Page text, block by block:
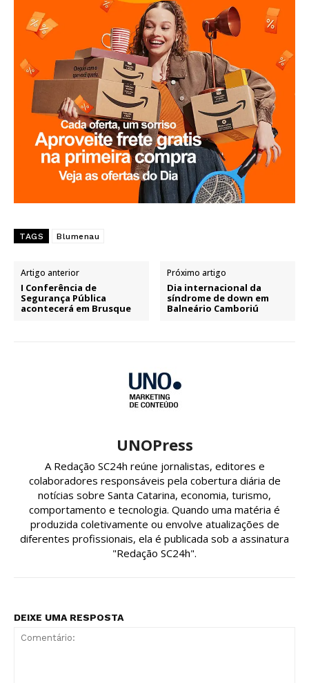
TAGS Blumenau
Artigo anterior
I Conferência de
Segurança Pública
acontecerá em Brusque
Próximo artigo
Dia internacional da
síndrome de down em
Balneário Camboriú
UNOPress
A Redação SC24h reúne jornalistas, editores e
colaboradores responsáveis pela cobertura diária de
notícias sobre Santa Catarina, economia, turismo,
comportamento e tecnologia. Quando uma matéria é
produzida coletivamente ou envolve atualizações de
diferentes profissionais, ela é publicada sob a assinatura
"Redação SC24h".
DEIXE UMA RESPOSTA